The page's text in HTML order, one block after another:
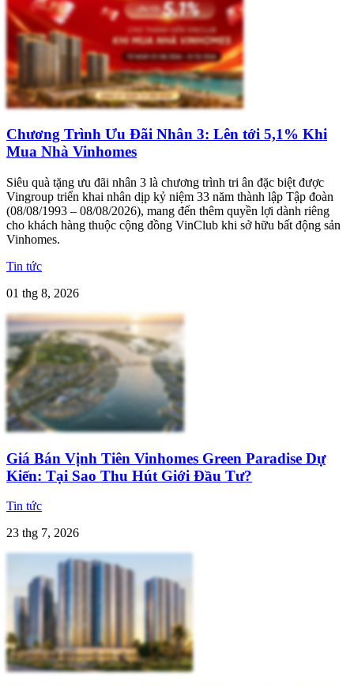
Chương Trình Ưu Đãi Nhân 3: Lên tới 5,1% Khi
Mua Nhà Vinhomes
Siêu quà tặng ưu đãi nhân 3 là chương trình tri ân đặc biệt được
Vingroup triển khai nhân dịp kỷ niệm 33 năm thành lập Tập đoàn
(08/08/1993 – 08/08/2026), mang đến thêm quyền lợi dành riêng
cho khách hàng thuộc cộng đồng VinClub khi sở hữu bất động sản
Vinhomes.
Tin tức
01 thg 8, 2026
Giá Bán Vịnh Tiên Vinhomes Green Paradise Dự
Kiến: Tại Sao Thu Hút Giới Đầu Tư?
Tin tức
23 thg 7, 2026